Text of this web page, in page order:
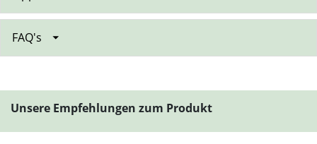
FAQ's
Unsere Empfehlungen zum Produkt